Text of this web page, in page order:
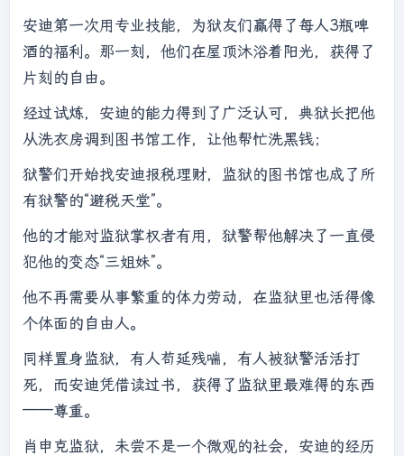
安迪第一次用专业技能，为狱友们赢得了每人3瓶啤
酒的福利。那一刻，他们在屋顶沐浴着阳光，获得了
片刻的自由。
经过试炼，安迪的能力得到了广泛认可，典狱长把他
从洗衣房调到图书馆工作，让他帮忙洗黑钱；
狱警们开始找安迪报税理财，监狱的图书馆也成了所
有狱警的“避税天堂”。
他的才能对监狱掌权者有用，狱警帮他解决了一直侵
犯他的变态“三姐妹”。
他不再需要从事繁重的体力劳动，在监狱里也活得像
个体面的自由人。
同样置身监狱，有人苟延残喘，有人被狱警活活打
死，而安迪凭借读过书，获得了监狱里最难得的东西
——尊重。
肖申克监狱，未尝不是一个微观的社会，安迪的经历